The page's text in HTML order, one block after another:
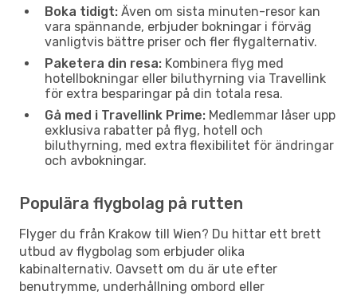
Boka tidigt: Även om sista minuten-resor kan
vara spännande, erbjuder bokningar i förväg
vanligtvis bättre priser och fler flygalternativ.
Paketera din resa: Kombinera flyg med
hotellbokningar eller biluthyrning via Travellink
för extra besparingar på din totala resa.
Gå med i Travellink Prime: Medlemmar låser upp
exklusiva rabatter på flyg, hotell och
biluthyrning, med extra flexibilitet för ändringar
och avbokningar.
Populära flygbolag på rutten
Flyger du från Krakow till Wien? Du hittar ett brett
utbud av flygbolag som erbjuder olika
kabinalternativ. Oavsett om du är ute efter
benutrymme, underhållning ombord eller